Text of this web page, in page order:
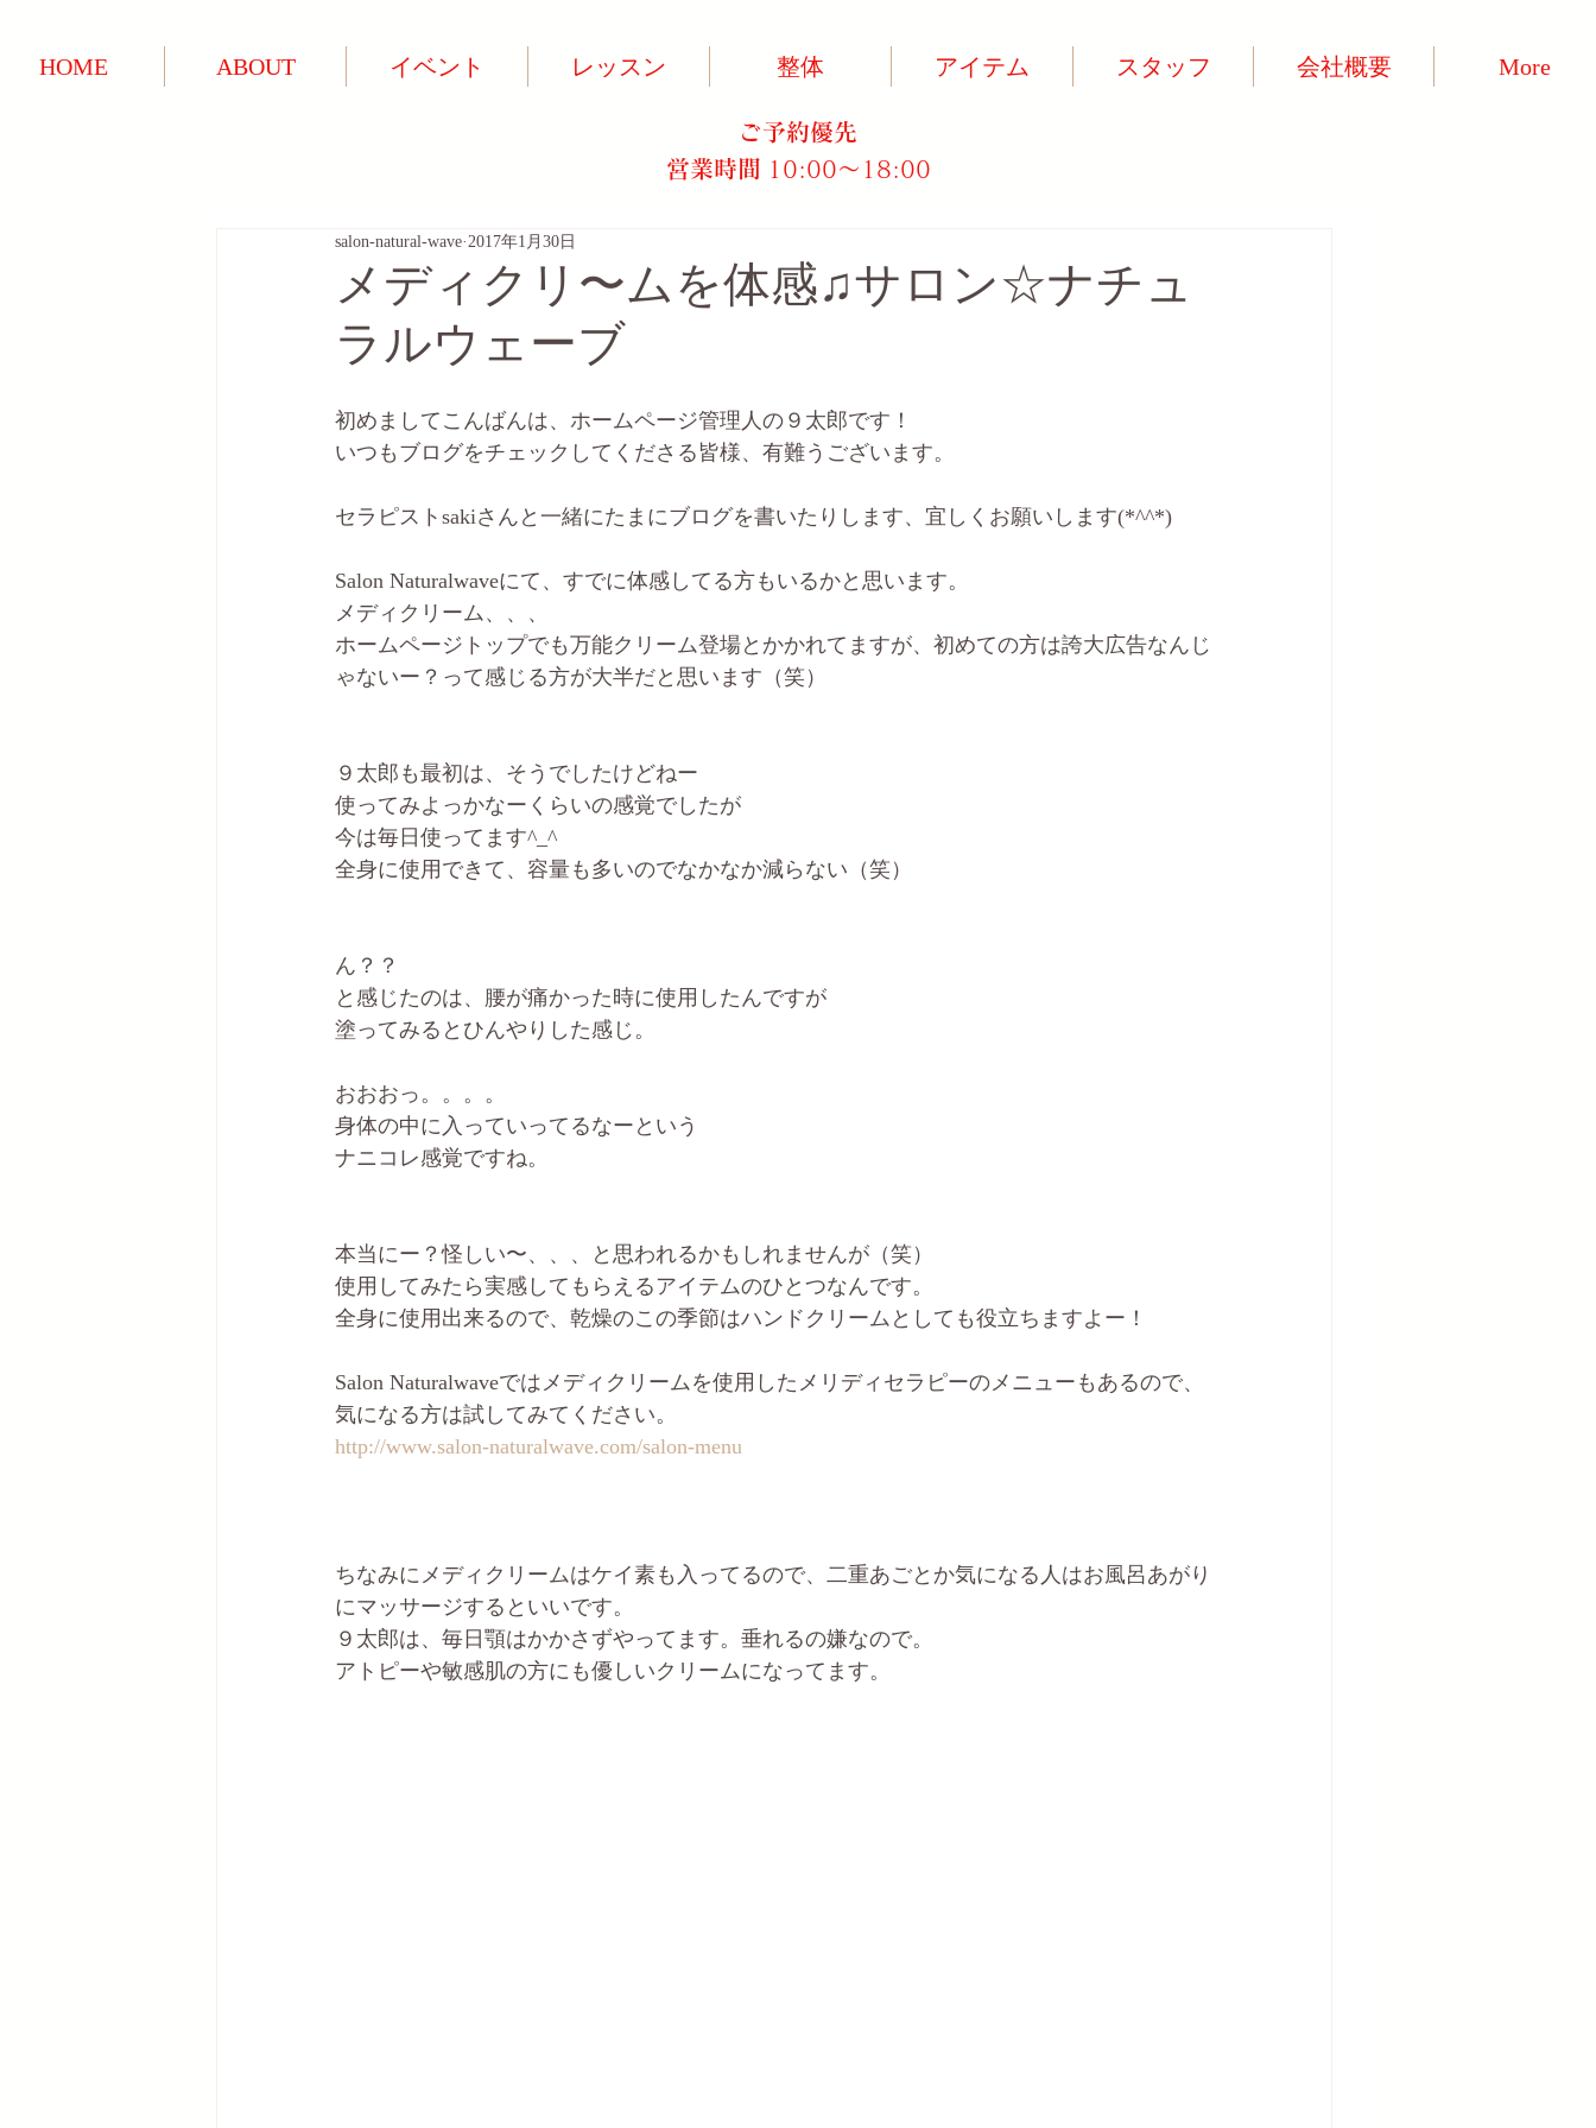
HOME ABOUT イベント レッスン 整体 アイテム スタッフ 会社概要 More
ご予約優先
営業時間 10:00～18:00​
メディクリ〜ムを体感♫サロン☆ナチュ
ラルウェーブ
salon-natural-wave 2017年1月30日
初めましてこんばんは、ホームページ管理人の９太郎です！
いつもブログをチェックしてくださる皆様、有難うございます。
セラピストsakiさんと一緒にたまにブログを書いたりします、宜しくお願いします(*^^*)
Salon Naturalwaveにて、すでに体感してる方もいるかと思います。
メディクリーム、、、
ホームページトップでも万能クリーム登場とかかれてますが、初めての方は誇大広告なんじ
ゃないー？って感じる方が大半だと思います（笑）
９太郎も最初は、そうでしたけどねー
使ってみよっかなーくらいの感覚でしたが
今は毎日使ってます^_^
全身に使用できて、容量も多いのでなかなか減らない（笑）
ん？？
と感じたのは、腰が痛かった時に使用したんですが
塗ってみるとひんやりした感じ。
おおおっ。。。。
身体の中に入っていってるなーという
ナニコレ感覚ですね。
本当にー？怪しい〜、、、と思われるかもしれませんが（笑）
使用してみたら実感してもらえるアイテムのひとつなんです。
全身に使用出来るので、乾燥のこの季節はハンドクリームとしても役立ちますよー！
Salon Naturalwaveではメディクリームを使用したメリディセラピーのメニューもあるので、
気になる方は試してみてください。
http://www.salon-naturalwave.com/salon-menu
ちなみにメディクリームはケイ素も入ってるので、二重あごとか気になる人はお風呂あがり
にマッサージするといいです。
９太郎は、毎日顎はかかさずやってます。垂れるの嫌なので。
アトピーや敏感肌の方にも優しいクリームになってます。